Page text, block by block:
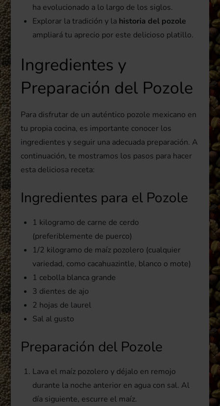
ha evolucionado a lo largo de los siglos.
Explorar la tradición y la historia del pozole
ampliará tu aprecio por este delicioso platillo.
Ingredientes y
Preparación del Pozole
Para disfrutar de un auténtico pozole mexicano en
tu propia cocina, es importante conocer los
ingredientes y seguir una adecuada preparación. A
continuación, te mostramos los pasos para hacer
esta deliciosa receta:
Ingredientes para el Pozole
1 kilogramo de carne de cerdo
(preferiblemente de puerco)
1/2 kilogramo de maíz pozolero (cualquier
variedad, como cacahuazintle, blanco o mote)
1 cebolla blanca grande
3 dientes de ajo
2 hojas de laurel
Sal al gusto
Preparación del Pozole
Lava el maíz pozolero y déjalo en remojo
durante la noche anterior en agua con sal. Al
día siguiente, escurre el maíz.